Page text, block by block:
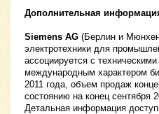
Дополнительная
Siemens AG (Берлин и
электротехники для
ассоциируется с
международным характером
2011 года, объем продаж
состоянию на конец сентября
Детальная информация